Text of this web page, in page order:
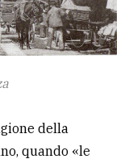
della
quando «le